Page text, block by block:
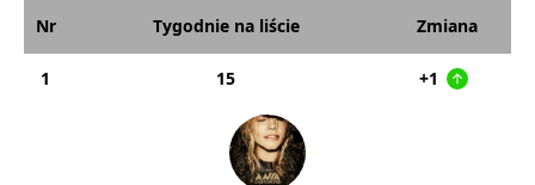
Nr Tygodnie na liście Zmiana
1 15 +1